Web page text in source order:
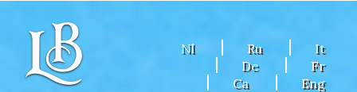
Nl Ru
It
De
Fr
Ca
Eng